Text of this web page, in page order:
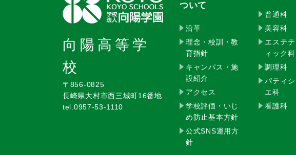
向陽高等学
校
〒856-0825
長崎県大村市西三城町16番地
tel.0957-53-1110
ついて
沿革
理念・校訓・教
育指針
キャンパス・施
設紹介
アクセス
学校評価・いじ
め防止基本方針
公式SNS運用方
針
普通科
美容科
エステテ
ィック科
調理科
パティシ
エ科
看護科